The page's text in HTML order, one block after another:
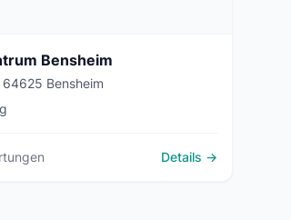
Bensheim
Bensheim
Details →